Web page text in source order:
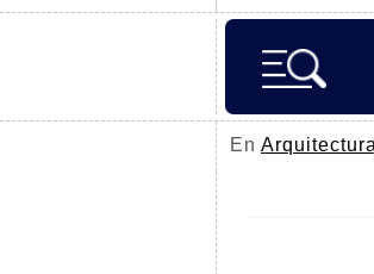
En Arquitectura